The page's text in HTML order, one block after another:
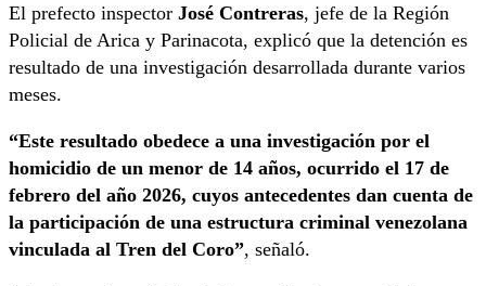
El prefecto inspector José Contreras, jefe de la Región
Policial de Arica y Parinacota, explicó que la detención es
resultado de una investigación desarrollada durante varios
meses.
“Este resultado obedece a una investigación por el
homicidio de un menor de 14 años, ocurrido el 17 de
febrero del año 2026, cuyos antecedentes dan cuenta de
la participación de una estructura criminal venezolana
vinculada al Tren del Coro”, señaló.